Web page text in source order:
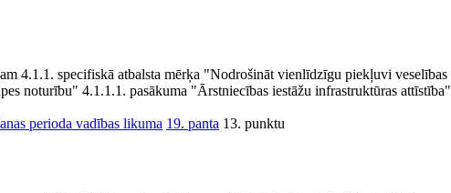
4.1.1. specifiskā atbalsta mērķa "Nodrošināt vienlīdzīgu piekļuvi veselības
noturību" 4.1.1.1. pasākuma "Ārstniecības iestāžu infrastruktūras attīstība"
perioda vadības likuma 19. panta 13. punktu